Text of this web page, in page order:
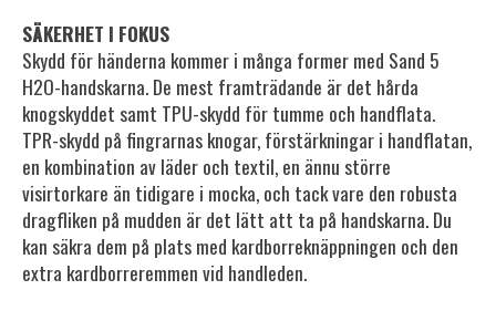
SÄKERHET I FOKUS
Skydd för händerna kommer i många former med Sand 5
H2O-handskarna. De mest framträdande är det hårda
knogskyddet samt TPU-skydd för tumme och handflata.
TPR-skydd på fingrarnas knogar, förstärkningar i handflatan,
en kombination av läder och textil, en ännu större
visirtorkare än tidigare i mocka, och tack vare den robusta
dragfliken på mudden är det lätt att ta på handskarna. Du
kan säkra dem på plats med kardborreknäppningen och den
extra kardborreremmen vid handleden.